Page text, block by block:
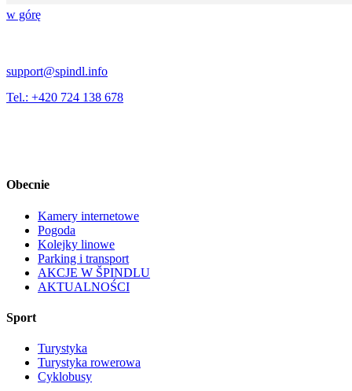
w górę
support@spindl.info
Tel.: +420 724 138 678
Obecnie
Kamery internetowe
Pogoda
Kolejky linowe
Parking i transport
AKCJE W ŠPINDLU
AKTUALNOŚCI
Sport
Turystyka
Turystyka rowerowa
Cyklobusy